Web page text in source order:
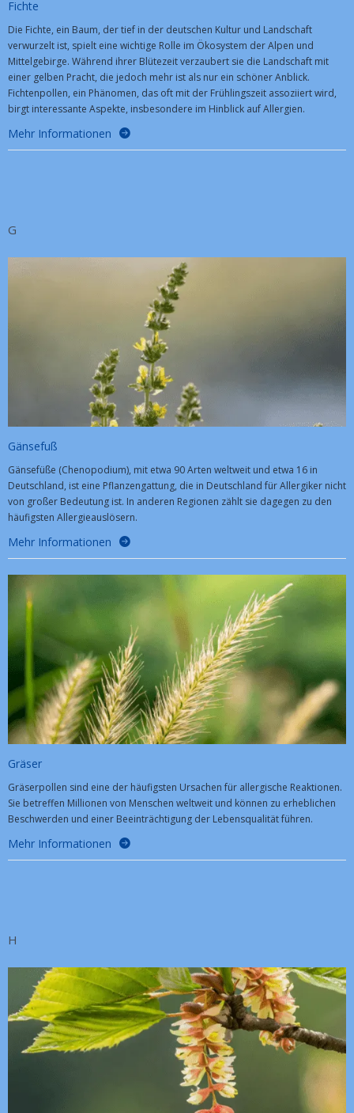
Fichte
Die Fichte, ein Baum, der tief in der deutschen Kultur und Landschaft
verwurzelt ist, spielt eine wichtige Rolle im Ökosystem der Alpen und
Mittelgebirge. Während ihrer Blütezeit verzaubert sie die Landschaft mit
einer gelben Pracht, die jedoch mehr ist als nur ein schöner Anblick.
Fichtenpollen, ein Phänomen, das oft mit der Frühlingszeit assoziiert wird,
birgt interessante Aspekte, insbesondere im Hinblick auf Allergien.
Mehr Informationen
G
Gänsefuß
Gänsefüße (Chenopodium), mit etwa 90 Arten weltweit und etwa 16 in
Deutschland, ist eine Pflanzengattung, die in Deutschland für Allergiker nicht
von großer Bedeutung ist​​. In anderen Regionen zählt sie dagegen zu den
häufigsten Allergieauslösern.
Mehr Informationen
Gräser
Gräserpollen sind eine der häufigsten Ursachen für allergische Reaktionen.
Sie betreffen Millionen von Menschen weltweit und können zu erheblichen
Beschwerden und einer Beeinträchtigung der Lebensqualität führen.
Mehr Informationen
H